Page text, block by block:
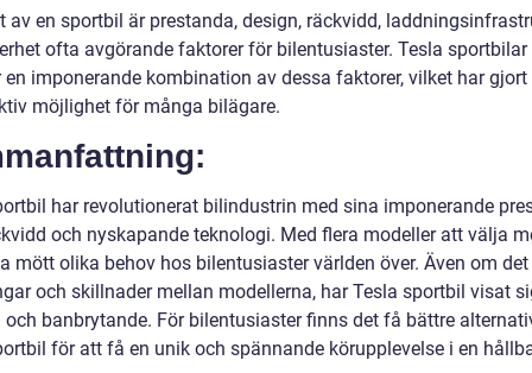
av en sportbil är prestanda, design, räckvidd,
ofta avgörande faktorer för bilentusiaster. Tesla sportbilar
en imponerande kombination av dessa faktorer, vilket har
möjlighet för många bilägare.
har revolutionerat bilindustrin med sina imponerande
och nyskapande teknologi. Med flera modeller att välja
mött olika behov hos bilentusiaster världen över. Även om
och skillnader mellan modellerna, har Tesla sportbil visat
banbrytande. För bilentusiaster finns det få bättre
för att få en unik och spännande körupplevelse i en